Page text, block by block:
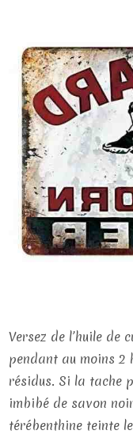
Versez de l’huile de
pendant au moins 2
résidus. Si la tache
imbibé de savon
térébenthine teinte